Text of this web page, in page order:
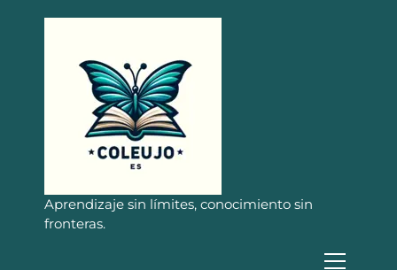
Aprendizaje sin límites, conocimiento sin
fronteras.